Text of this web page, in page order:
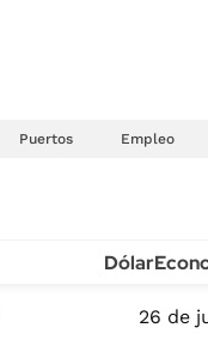
Puertos Empleo
Dólar
26 de